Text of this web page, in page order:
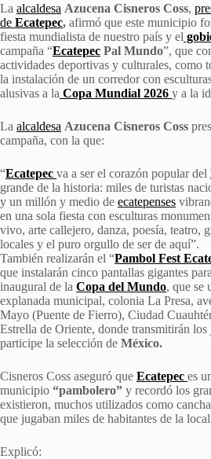
La alcaldesa Azucena Cisneros Coss,
de Ecatepec, afirmó que este municipio
fiesta mundialista de nuestro país y el
campaña “Ecatepec Pal Mundo”, que
actividades deportivas y culturales, como
la instalación de un corredor con
alusivas a la Copa Mundial 2026 y a la
La alcaldesa Azucena Cisneros Coss
campaña, con la que:
“Ecatepec va a ser el corazón popular del
grande de la historia: miles de turistas
y un millón y medio de ecatepenses
en una sola fiesta con esculturas
vivo, arte callejero, danza, poesía, teatro,
locales y el puro orgullo de ser de aquí”.
También realizarán el “Pambol Fest
que instalarán cinco pantallas gigantes
inaugural de la Copa del Mundo, que se
explanada municipal, colonia La Presa,
Mayo (Puente de Fierro), Ciudad
Estrella de Oriente, donde transmitirán los
participe la selección de México.
Cisneros Coss aseguró que Ecatepec es
municipio “pambolero” y recordó los
existieron, muchos utilizados como
que jugaban miles de habitantes de la
Explicó: